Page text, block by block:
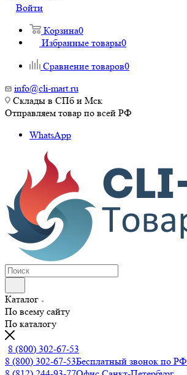
Войти
Корзина0
Избранные товары0
Сравнение товаров0
info@cli-mart.ru
Склады в СПб и Мск
Отправляем товар по всей РФ
WhatsApp
Каталог
По всему сайту
По каталогу
8 (800) 302-67-53
8 (800) 302-67-53Бесплатный звонок по РФ